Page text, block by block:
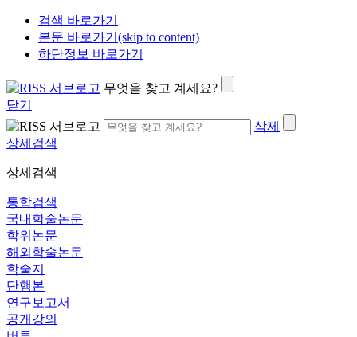
검색 바로가기
본문 바로가기(skip to content)
하단정보 바로가기
무엇을 찾고 계세요?
닫기
삭제
상세검색
상세검색
통합검색
국내학술논문
학위논문
해외학술논문
학술지
단행본
연구보고서
공개강의